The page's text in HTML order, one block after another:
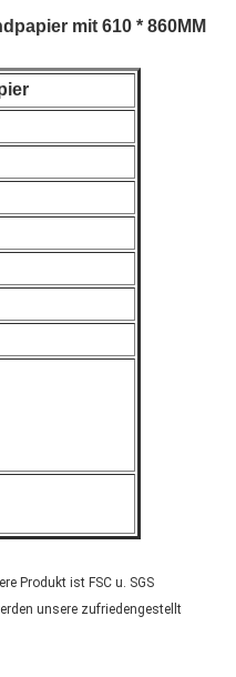
mit 610 * 860MM
Produkt ist FSC u. SGS
unsere zufriedengestellt